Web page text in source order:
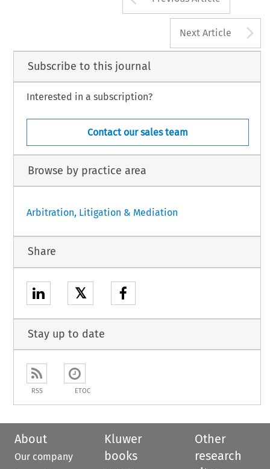
Next Article
Subscribe to this journal
Interested in a subscription?
Contact our sales team
Browse by practice area
Arbitration, Litigation & Mediation
Share
𝕏
Stay up to date
RSS ETOC
About
Our company
Kluwer
books
Other
research